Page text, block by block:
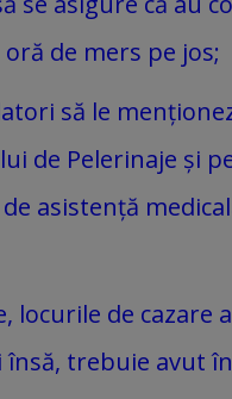
de mers pe jos;
să le
de Pelerinaje și
asistență
locurile de cazare
trebuie avut